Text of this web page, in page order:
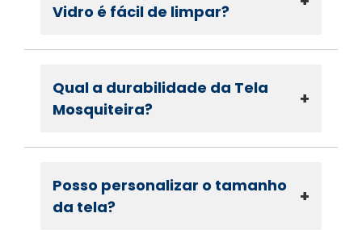
Vidro é fácil de limpar?
Qual a durabilidade da Tela
Mosquiteira?
+
Posso personalizar o tamanho
da tela?
+